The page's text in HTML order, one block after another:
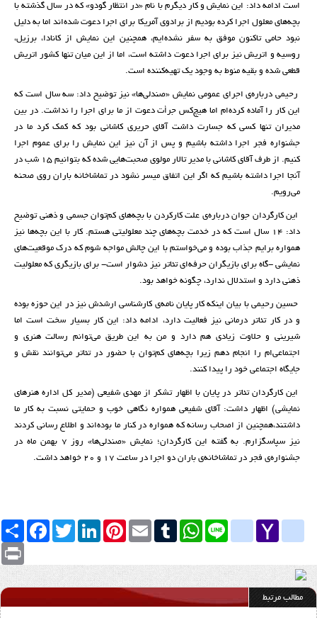
است ادامه داد: این نمایش و کار دیگرم با نام «در انتظار گودو» که در سال گذشته با
بچه‌های معلول اجرا کرده بودیم از برادوی آمریکا برای اجرا دعوت شده‌اند اما به دلیل
نبود حامی تاکنون موفق به سفر نشده‌ایم، همچنین این نمایش از کانادا‌، برزیل‌،
روسیه و اتریش‌ نیز برای اجرا دعوت داشته است، اما از این میان تنها کشور اتریش
قطعی شده و بقیه منوط به وجود یک تهیه‌کننده است.
‌رحیمی درباره‌ی اجرای عمومی نمایش «صندلی‌ها» نیز توضیح داد: سه سال است که
این کار را آماده کرده‌ام اما هیچ‌کس جرأت دعوت از ما برای اجرا را نداشت. در بین
مدیران تنها کسی که جسارت داشت آقای حریری کاشانی بود که کمک کرد ما در
جشنواره فجر اجرا داشته باشیم و پس از آن نیز این نمایش را برای عموم اجرا
کنیم. از طرف آقای کاشانی با مدیر تالار مولوی صحبت‌هایی شده که بتوانیم 15 شب در
آنجا اجرا داشته باشیم که اگر این اتفاق میسر نشود در تماشاخانه باران روی صحنه
می‌رویم.
این کارگردان جوان درباره‌ی علت کارکردن با بچه‌های کم‌توان جسمی و ذهنی توضیح
داد: 14 سال است که در خدمت بچه‌های چند معلولیتی هستم. کار با این بچه‌ها نیز
همواره برایم جذاب بوده و می‌خواستم با این چالش مواجه شوم که درک موقعیت‌های
نمایشی -گاه برای بازیگران حرفه‌ای تئاتر نیز دشوار است‌- برای بازیگری که معلولیت
ذهنی دارد و استدلال ندارد، چگونه خواهد بود.
حسین رحیمی با بیان اینکه کار پایان نامه‌ی کارشناسی ارشدش نیز در این حوزه بوده
و در کار تئاتر درمانی نیز فعالیت دارد، ادامه داد: این کار بسیار سخت است اما
شیرینی و حلاوت زیادی هم دارد و من به این طریق می‌توانم رسالت هنری و
اجتماعی‌ام را انجام دهم زیرا بچه‌های کم‌توان با حضور در تئاتر می‌توانند نقش و
جایگاه اجتماعی خود را پیدا کنند.
این کارگردان تئاتر در پایان با اظهار تشکر از مهدی شفیعی (مدیر کل اداره هنرهای
نمایشی) اظهار داشت: آقای شفیعی همواره نگاهی خوب و حمایتی نسبت به کار ما
داشتند،همچنین از اصحاب رسانه که همواره در کنار ما بوده‌اند و اطلاع رسانی کردند
نیز سپاسگزارم. به گفته این کارگردان؛ نمایش «صندلی‌ها» روز 7 بهمن ماه در
جشنواره‌ی فجر در تماشاخانه‌ی باران دو اجرا در ساعت 17 و 20 خواهد داشت.
FacebookTwitterLinkedInPinterest EmailTumblr
WhatsApp Line
google_bookmarks
Yahoo
yahoo_messenger
Print
مطالب مرتبط